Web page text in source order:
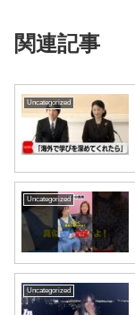
関連記事
Uncategorized
Uncategorized
Uncategorized